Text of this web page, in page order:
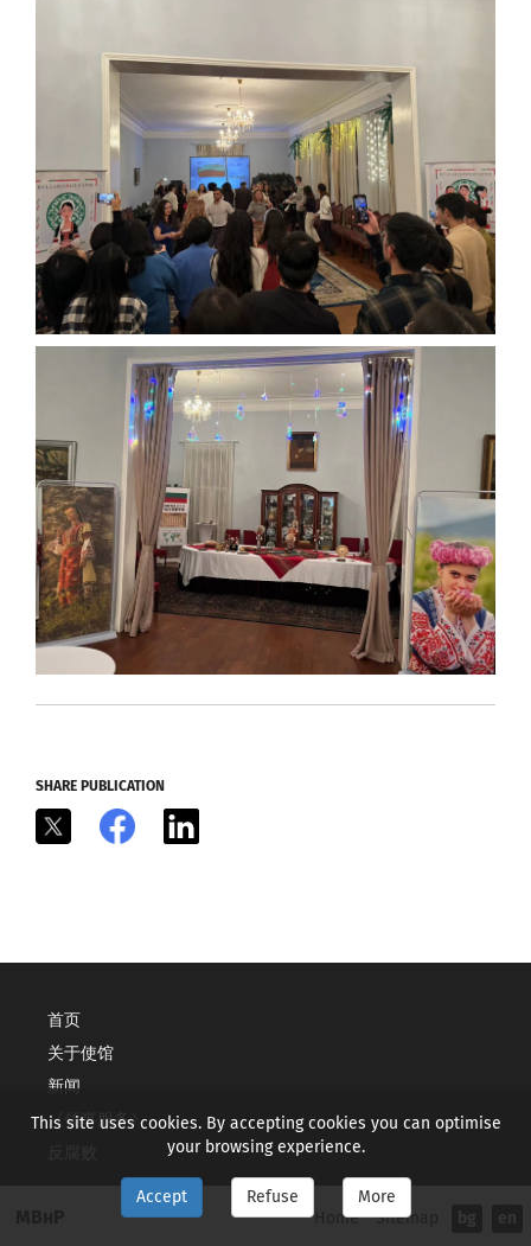
Home Sitemap
SHARE PUBLICATION
Facebook
首页
关于使馆
新闻
《领事服务》
This site uses cookies. By accepting cookies you can optimise
your browsing experience.
Accept Refuse More